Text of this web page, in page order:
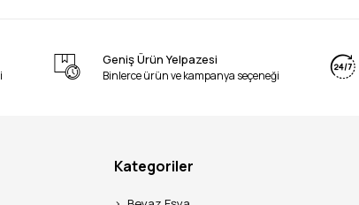
Geniş Ürün Yelpazesi
Binlerce ürün ve kampanya seçeneği
Kategoriler